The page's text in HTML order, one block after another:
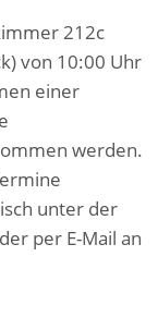
212c
von 10:00 Uhr
einer
werden.
unter der
per E-Mail an